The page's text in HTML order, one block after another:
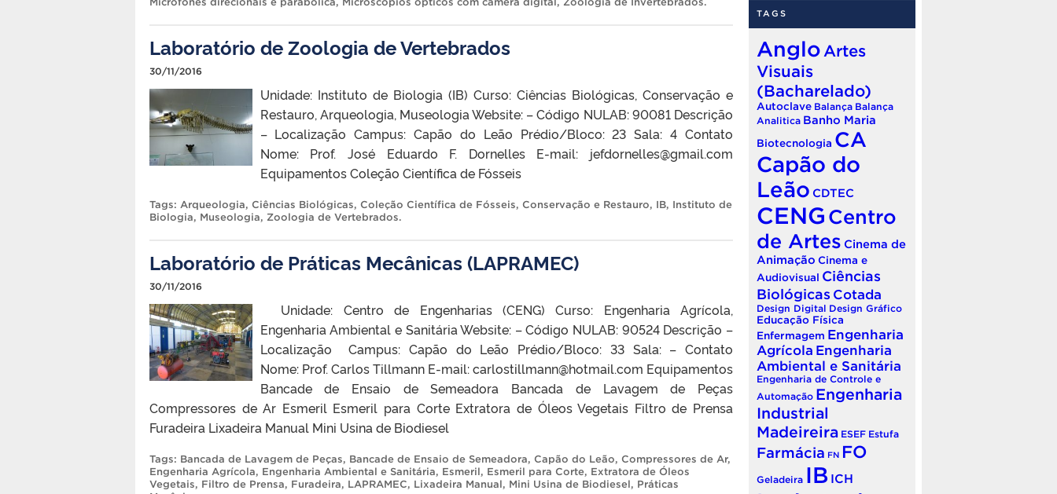
Laboratório de Zoologia de Vertebrados
30/11/2016
Unidade: Instituto de Biologia (IB) Curso: Ciências Biológicas, Conservação e
Restauro, Arqueologia, Museologia Website: – Código NULAB: 90081 Descrição
– Localização Campus: Capão do Leão Prédio/Bloco: 23 Sala: 4 Contato
Nome: Prof. José Eduardo F. Dornelles E-mail: jefdornelles@gmail.com
Equipamentos Coleção Científica de Fósseis
Tags: Arqueologia, Ciências Biológicas, Coleção Científica de Fósseis, Conservação e Restauro, IB, Instituto de
Biologia, Museologia, Zoologia de Vertebrados.
Laboratório de Práticas Mecânicas (LAPRAMEC)
30/11/2016
Unidade: Centro de Engenharias (CENG) Curso: Engenharia Agrícola,
Engenharia Ambiental e Sanitária Website: – Código NULAB: 90524 Descrição –
Localização Campus: Capão do Leão Prédio/Bloco: 33 Sala: – Contato
Nome: Prof. Carlos Tillmann E-mail: carlostillmann@hotmail.com Equipamentos
Bancade de Ensaio de Semeadora Bancada de Lavagem de Peças
Compressores de Ar Esmeril Esmeril para Corte Extratora de Óleos Vegetais Filtro de Prensa
Furadeira Lixadeira Manual Mini Usina de Biodiesel
Tags: Bancada de Lavagem de Peças, Bancade de Ensaio de Semeadora, Capão do Leão, Compressores de Ar,
Engenharia Agrícola, Engenharia Ambiental e Sanitária, Esmeril, Esmeril para Corte, Extratora de Óleos
Vegetais, Filtro de Prensa, Furadeira, LAPRAMEC, Lixadeira Manual, Mini Usina de Biodiesel, Práticas
TAGS
Anglo Artes
Visuais
(Bacharelado)
Autoclave Balança Balança
Analitica Banho Maria
Biotecnologia CA
Capão do
Leão CDTEC
CENG Centro
de Artes Cinema de
Animação Cinema e
Audiovisual Ciências
Biológicas Cotada
Design Digital Design Gráfico
Educação Física
Enfermagem Engenharia
Agrícola Engenharia
Ambiental e Sanitária
Engenharia de Controle e
Automação Engenharia
Industrial
Madeireira ESEF Estufa
Farmácia FN FO
Geladeira IB ICH